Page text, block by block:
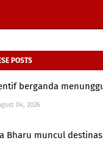
POSTS
berganda
04, 2026
Bharu muncul